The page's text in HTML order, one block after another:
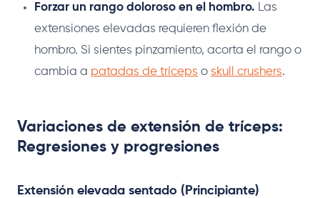
Forzar un rango doloroso en el hombro. Las
extensiones elevadas requieren flexión de
hombro. Si sientes pinzamiento, acorta el rango o
cambia a patadas de tríceps o skull crushers.
Variaciones de extensión de tríceps:
Regresiones y progresiones
Extensión elevada sentado (Principiante)